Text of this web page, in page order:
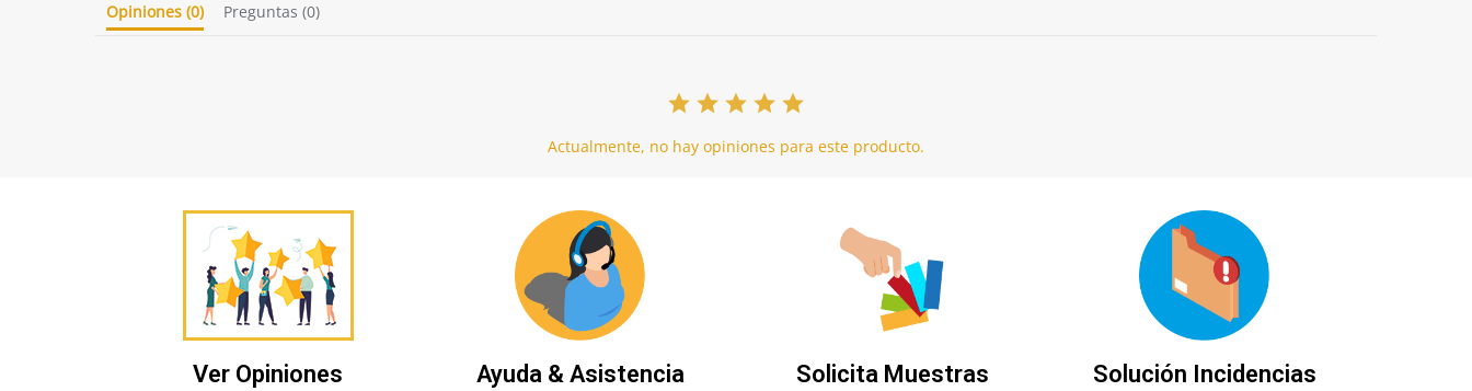
Opiniones (0) Preguntas (0)
Actualmente, no hay opiniones para este producto.
Ver Opiniones Ayuda & Asistencia Solicita Muestras Solución Incidencias